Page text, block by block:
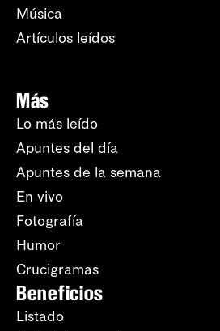
Música
Artículos leídos
Más
Lo más leído
Apuntes del día
Apuntes de la semana
En vivo
Fotografía
Humor
Crucigramas
Beneficios
Listado